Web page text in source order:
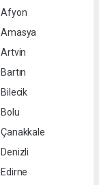
Afyon
Amasya
Artvin
Bartın
Bilecik
Bolu
Çanakkale
Denizli
Edirne